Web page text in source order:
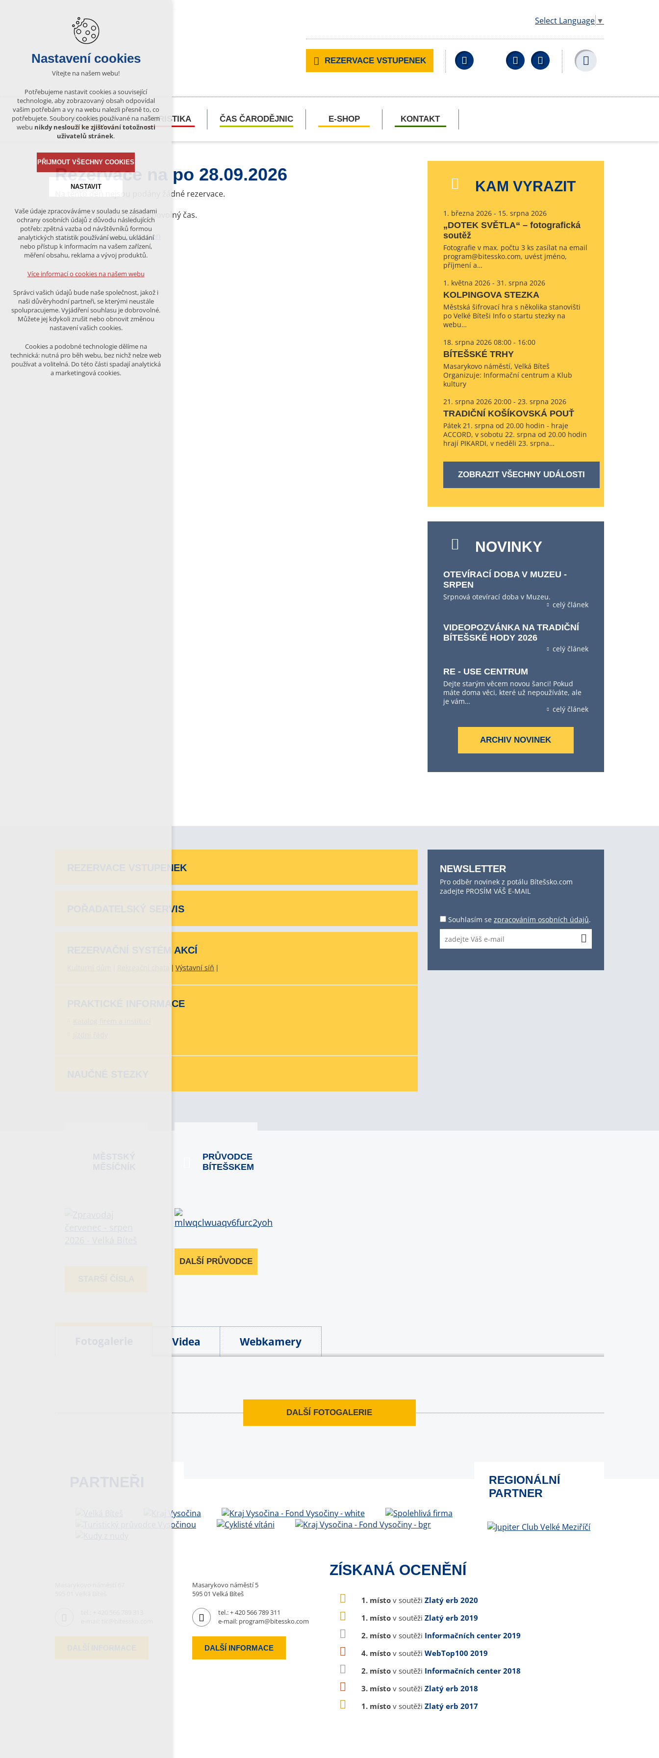
Select Language ▼
REZERVACE VSTUPENEK Facebook YouTubeWikipedia
KULTURA TURISTIKA ČAS ČARODĚJNIC E-SHOP KONTAKT
Rezervace na po 28.09.2026
Na tento den nejsou podány žádné rezervace.
Můžete vložit rezervaci v libovolný čas.
Vložit rezervaci na tento den
KAM VYRAZIT
1. března 2026 - 15. srpna 2026
„DOTEK SVĚTLA“ – fotografická
soutěž
Fotografie v max. počtu 3 ks zasílat na email
program@bitessko.com, uvést jméno,
příjmení a…
1. května 2026 - 31. srpna 2026
KOLPINGOVA STEZKA
Městská šifrovací hra s několika stanovišti
po Velké Bíteši Info o startu stezky na
webu…
18. srpna 2026 08:00 - 16:00
BÍTEŠSKÉ TRHY
Masarykovo náměstí, Velká Bíteš
Organizuje: Informační centrum a Klub
kultury
21. srpna 2026 20:00 - 23. srpna 2026
TRADIČNÍ KOŠÍKOVSKÁ POUŤ
Pátek 21. srpna od 20.00 hodin - hraje
ACCORD, v sobotu 22. srpna od 20.00 hodin
hrají PIKARDI, v neděli 23. srpna…
ZOBRAZIT VŠECHNY UDÁLOSTI
NOVINKY
OTEVÍRACÍ DOBA V MUZEU -
SRPEN
Srpnová otevírací doba v Muzeu.
celý článek
VIDEOPOZVÁNKA NA TRADIČNÍ
BÍTEŠSKÉ HODY 2026
celý článek
RE - USE CENTRUM
Dejte starým věcem novou šanci! Pokud
máte doma věci, které už nepoužíváte, ale
je vám…
celý článek
ARCHIV NOVINEK
REZERVACE VSTUPENEK
POŘADATELSKÝ SERVIS
REZERVAČNÍ SYSTÉM AKCÍ
Výstavní síň
PRAKTICKÉ INFORMACE
NEWSLETTER
Pro odběr novinek z potálu Bítešsko.com
zadejte PROSÍM VÁŠ E-MAIL
Souhlasím se zpracováním osobních údajů.
PRŮVODCE
BÍTEŠSKEM
DALŠÍ PRŮVODCE
Videa Webkamery
DALŠÍ FOTOGALERIE
REGIONÁLNÍ
PARTNER
Masarykovo náměstí 5
595 01 Velká Bíteš
tel.:+ 420 566 789 311
e-mail: program@bitessko.com
DALŠÍ INFORMACE
ZÍSKANÁ OCENĚNÍ
1. místo v soutěži Zlatý erb 2020
1. místo v soutěži Zlatý erb 2019
2. místo v soutěži Informačních center 2019
4. místo v soutěži WebTop100 2019
2. místo v soutěži Informačních center 2018
3. místo v soutěži Zlatý erb 2018
1. místo v soutěži Zlatý erb 2017
Nastavení cookies
Vítejte na našem webu!
Potřebujeme nastavit cookies a související
technologie, aby zobrazovaný obsah odpovídal
vašim potřebám a vy na webu nalezli přesně to, co
potřebujete. Soubory cookies používané na našem
webu nikdy neslouží ke zjišťování totožnosti
uživatelů stránek.
PŘIJMOUT VŠECHNY COOKIES
NASTAVIT
Technická cookies
nutná pro provozování webu
udržení kontextu stránek (session):
případná přihlášení, volby jazyka, apod.
analytická pro anonymizované
vyhodnocení návštěvnosti
marketingová cookies (Google)
Více informací o cookies na našem webu
ODMÍTNOUT VŠE
Vaše údaje zpracováváme v souladu se zásadami
ochrany osobních údajů z důvodu následujících
potřeb: zpětná vazba od návštěvníků formou
analytických statistik používání webu, ukládání
nebo přístup k informacím na vašem zařízení,
měření obsahu, reklama a vývoj produktů.
Více informací o cookies na našem webu
Správci vašich údajů bude naše společnost, jakož i
naši důvěryhodní partneři, se kterými neustále
spolupracujeme. Vyjádření souhlasu je dobrovolné.
Můžete jej kdykoli zrušit nebo obnovit změnou
nastavení vašich cookies.
Cookies a podobné technologie dělíme na
technická: nutná pro běh webu, bez nichž nelze web
používat a volitelná. Do této části spadají analytická
a marketingová cookies.